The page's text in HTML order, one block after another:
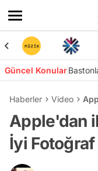
Güncel Konular
Haberler Video
Apple'dan
İyi Fotoğraf